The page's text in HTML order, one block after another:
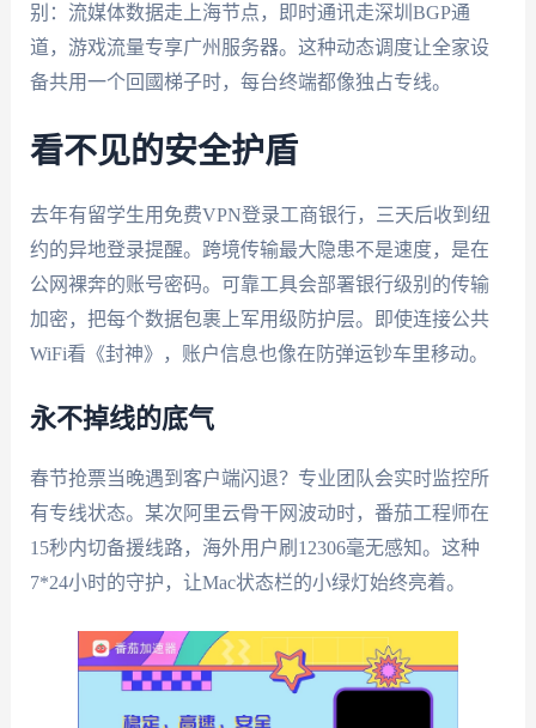
别：流媒体数据走上海节点，即时通讯走深圳BGP通
道，游戏流量专享广州服务器。这种动态调度让全家设
备共用一个回國梯子时，每台终端都像独占专线。
看不见的安全护盾
去年有留学生用免费VPN登录工商银行，三天后收到纽
约的异地登录提醒。跨境传输最大隐患不是速度，是在
公网裸奔的账号密码。可靠工具会部署银行级别的传输
加密，把每个数据包裹上军用级防护层。即使连接公共
WiFi看《封神》，账户信息也像在防弹运钞车里移动。
永不掉线的底气
春节抢票当晚遇到客户端闪退？专业团队会实时监控所
有专线状态。某次阿里云骨干网波动时，番茄工程师在
15秒内切备援线路，海外用户刷12306毫无感知。这种
7*24小时的守护，让Mac状态栏的小绿灯始终亮着。